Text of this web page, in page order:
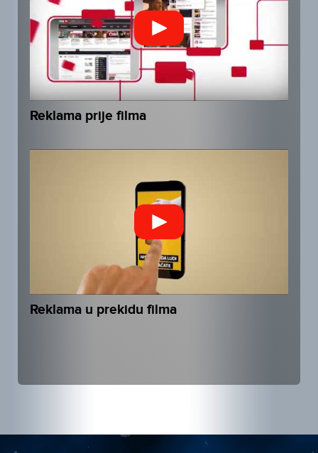
Reklama prije filma
Reklama u prekidu filma